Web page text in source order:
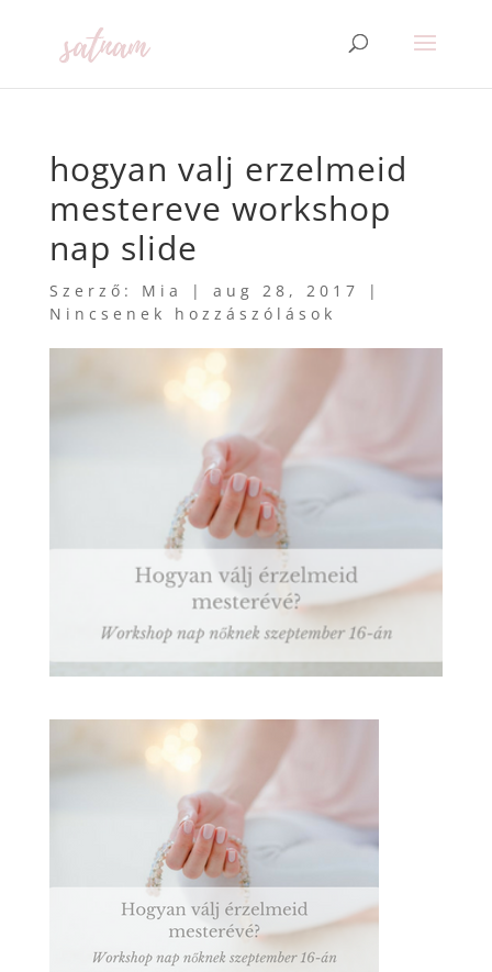
hogyan valj erzelmeid
mestereve workshop
nap slide
Szerző: Mia | aug 28, 2017
|
Nincsenek hozzászólások